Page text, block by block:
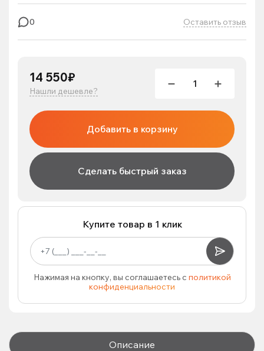
0 Оставить отзыв
14 550₽
Нашли дешевле?
Добавить в корзину
Сделать быстрый заказ
Купите товар в 1 клик
Нажимая на кнопку, вы соглашаетесь с политикой
конфиденциальности
Описание